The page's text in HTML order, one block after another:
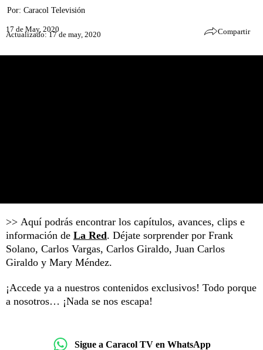
Por: Caracol Televisión
17 de May, 2020
Actualizado: 17 de may, 2020 Compartir
>> Aquí podrás encontrar los capítulos, avances, clips e
información de La Red. Déjate sorprender por Frank
Solano, Carlos Vargas, Carlos Giraldo, Juan Carlos
Giraldo y Mary Méndez.
¡Accede ya a nuestros contenidos exclusivos! Todo porque
a nosotros… ¡Nada se nos escapa!
Sigue a Caracol TV en WhatsApp